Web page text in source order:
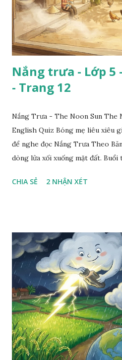
Nắng trưa - Lớp 5
- Trang 12
Nắng Trưa - The Noon Sun The
English Quiz Bóng mẹ liêu xiêu
để nghe đọc Nắng Trưa Theo
dòng lửa xối xuống mặt đất. Buổi
CHIA SẺ 2 NHẬN XÉT